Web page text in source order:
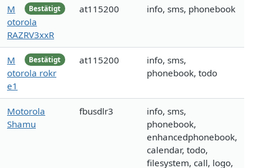
Bestätigt
M
otorola
RAZRV3xxR
at115200 info, sms, phonebook
Bestätigt
M
otorola rokr
e1
at115200
info, sms,
phonebook, todo
Motorola
Shamu
fbusdlr3
info, sms,
phonebook,
enhancedphonebook,
calendar, todo,
filesystem, call, logo,